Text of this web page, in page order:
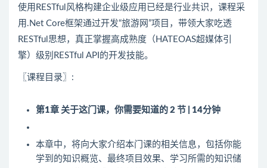
使用RESTful风格构建企业级应用已经是行业共识，课程采
用.Net Core框架通过开发“旅游网”项目，带领大家吃透
RESTful思想，真正掌握高成熟度（HATEOAS超媒体引
擎）级别RESTful API的开发技能。
〖课程目录〗:
第1章 关于这门课，你需要知道的 2 节 | 14分钟
本章中，将向大家介绍本门课的相关信息，包括你能
学到的知识概览、最终项目效果、学习所需的知识储